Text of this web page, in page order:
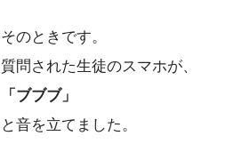
そのときです。
質問された生徒のスマホが、
「ブブブ」
と音を立てました。